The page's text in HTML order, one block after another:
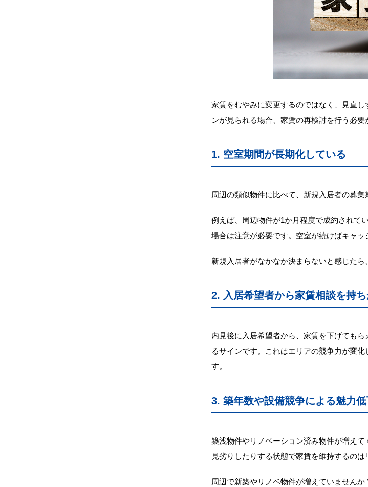
家賃をむやみに変更するのではなく、見直
ンが見られる場合、家賃の再検討を行う必要
1. 空室期間が長期化している
周辺の類似物件に比べて、新規入居者の募
例えば、周辺物件が1か月程度で成約されて
場合は注意が必要です。空室が続けばキャッ
新規入居者がなかなか決まらないと感じた
2. 入居希望者から家賃相談を持
内見後に入居希望者から、家賃を下げても
るサインです。これはエリアの競争力が変
す。
3. 築年数や設備競争による魅力
築浅物件やリノベーション済み物件が増え
見劣りしたりする状態で家賃を維持するの
周辺で新築やリノベ物件が増えていません